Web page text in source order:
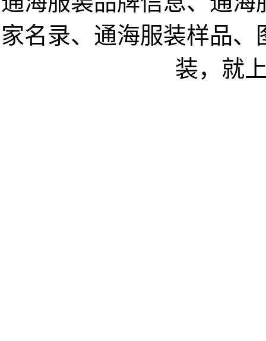
家名录、通海服装样品
装，就